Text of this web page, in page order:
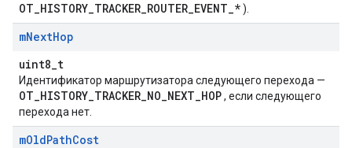
OT_HISTORY_TRACKER_ROUTER_EVENT_*).
mNextHop
uint8_t
Идентификатор маршрутизатора следующего перехода —
OT_HISTORY_TRACKER_NO_NEXT_HOP, если следующего
перехода нет.
mOldPathCost